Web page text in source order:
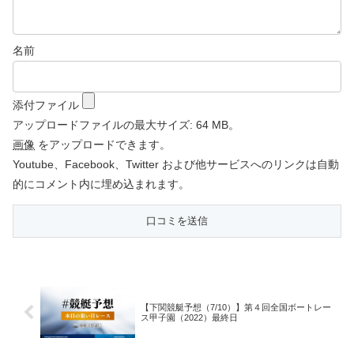
名前
添付ファイル
アップロードファイルの最大サイズ: 64 MB。
画像 をアップロードできます。
Youtube、Facebook、Twitter および他サービスへのリンクは自動
的にコメント内に埋め込まれます。
【下関競艇予想（7/10）】第４回全国ボートレー
ス甲子園（2022）最終日